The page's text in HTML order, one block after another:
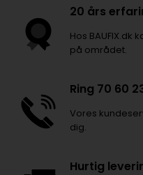
20 års
Hos BAUFIX.dk
på området.
Ring 70 60
Vores
dig.
Hurtig